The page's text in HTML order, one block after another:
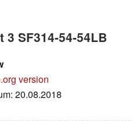
SF314-54-54LB
version
20.08.2018